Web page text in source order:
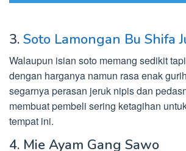
3. Soto Lamongan Bu Shifa
Walaupun isian soto memang sedikit
dengan harganya namun rasa enak
segarnya perasan jeruk nipis dan
membuat pembeli sering ketagihan
tempat ini.
4. Mie Ayam Gang Sawo